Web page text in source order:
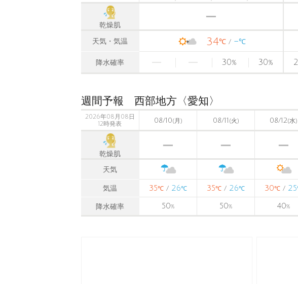
乾燥肌
天気・気温 34℃ -℃
降水確率 30% 30%
週間予報 西部地方〈愛知〉
2026年08月08日
12時発表
08/10(月) 08/11 (火) 08/12(水)
乾燥肌
天気
気温 35℃ / 26℃ 35℃ / 26℃ 30℃/ 25
降水確率 50% 50% 40%